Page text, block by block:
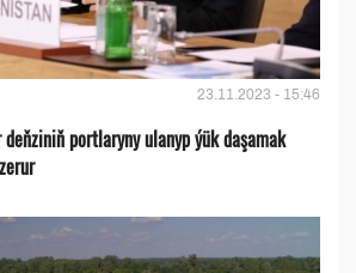
23.11.2023 - 15:46
portlaryny ulanyp ýük daşamak